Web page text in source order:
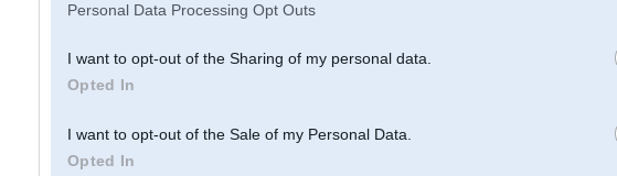
Personal Data Processing Opt Outs
I want to opt-out of the Sharing of my personal data.
Opted In
I want to opt-out of the Sale of my Personal Data.
Opted In